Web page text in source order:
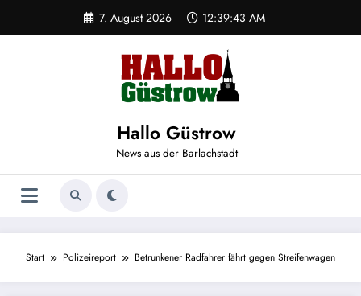
springen
7. August 2026 12:39:43 AM
Hallo Güstrow
News aus der Barlachstadt
Start Polizeireport Betrunkener Radfahrer fährt gegen Streifenwagen